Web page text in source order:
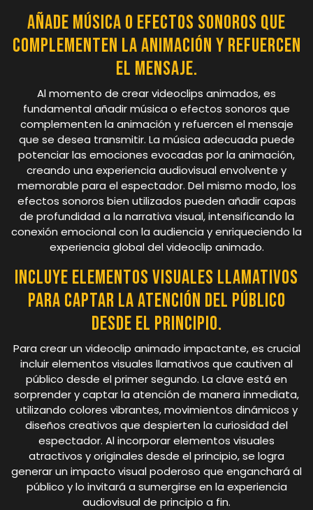
Añade música o efectos sonoros que
complementen la animación y refuercen
el mensaje.
Al momento de crear videoclips animados, es
fundamental añadir música o efectos sonoros que
complementen la animación y refuercen el mensaje
que se desea transmitir. La música adecuada puede
potenciar las emociones evocadas por la animación,
creando una experiencia audiovisual envolvente y
memorable para el espectador. Del mismo modo, los
efectos sonoros bien utilizados pueden añadir capas
de profundidad a la narrativa visual, intensificando la
conexión emocional con la audiencia y enriqueciendo la
experiencia global del videoclip animado.
Incluye elementos visuales llamativos
para captar la atención del público
desde el principio.
Para crear un videoclip animado impactante, es crucial
incluir elementos visuales llamativos que cautiven al
público desde el primer segundo. La clave está en
sorprender y captar la atención de manera inmediata,
utilizando colores vibrantes, movimientos dinámicos y
diseños creativos que despierten la curiosidad del
espectador. Al incorporar elementos visuales
atractivos y originales desde el principio, se logra
generar un impacto visual poderoso que enganchará al
público y lo invitará a sumergirse en la experiencia
audiovisual de principio a fin.